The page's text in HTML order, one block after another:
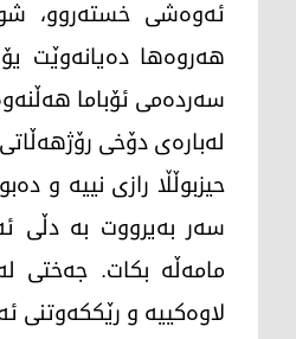
ئەوەشی خستەروو،
هەروەها دەیانەوێت
سەردەمی ئۆباما
لەبارەی دۆخی
حیزبوڵڵا رازی نییە و
سەر بەیرووت بە دڵی
مامەڵە بکات. جەختی
لاوەکییە و رێککەوتنی